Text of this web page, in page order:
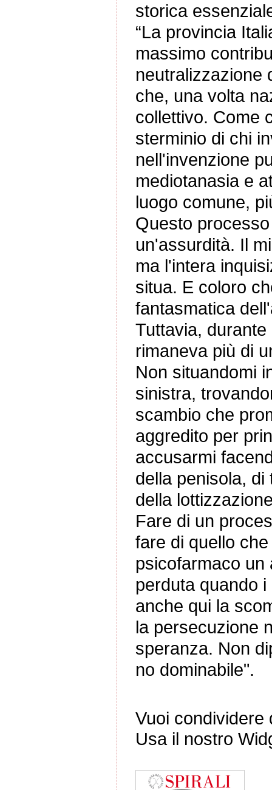
storica
“La provincia
massimo
neutralizzazione
che, una volta
collettivo. Come
sterminio di chi
nell'invenzione
mediotanasia e
luogo comune,
Questo
un'assurdità. Il
ma l'intera
situa. E coloro
fantasmatica
Tuttavia,
rimaneva più di
Non situandomi
sinistra,
scambio che
aggredito per
accusarmi
della penisola, di
della
Fare di un
fare di quello
psicofarmaco un
perduta quando
anche qui la
la persecuzione
speranza. Non
no dominabile".
Vuoi condividere
Usa il nostro